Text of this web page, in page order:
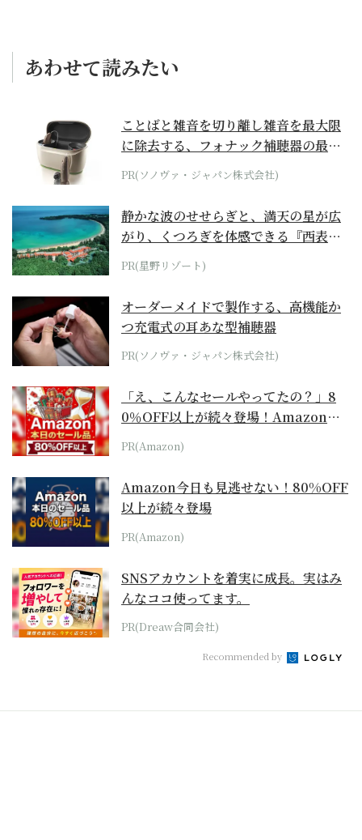
あわせて読みたい
ことばと雑音を切り離し雑音を最大限
に除去する、フォナック補聴器の最上
位モデル
PR(ソノヴァ・ジャパン株式会社)
静かな波のせせらぎと、満天の星が広
がり、くつろぎを体感できる『西表島
ホテル by...
PR(星野リゾート)
オーダーメイドで製作する、高機能か
つ充電式の耳あな型補聴器
PR(ソノヴァ・ジャパン株式会社)
「え、こんなセールやってたの？」8
0％OFF以上が続々登場！Amazonの
本気が...
PR(Amazon)
Amazon今日も見逃せない！80%OFF
以上が続々登場
PR(Amazon)
SNSアカウントを着実に成長。実はみ
んなココ使ってます。
PR(Dreaw合同会社)
Recommended by